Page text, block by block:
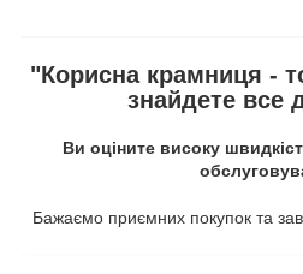
"Корисна крамниця -
знайдете все
Ви оціните високу
Бажаємо приємних покупок та